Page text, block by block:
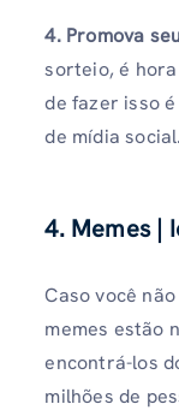
4. Promova
sorteio, é
de fazer isso
de mídia social.
4. Memes |
Caso você
memes estão
encontrá-los
milhões de